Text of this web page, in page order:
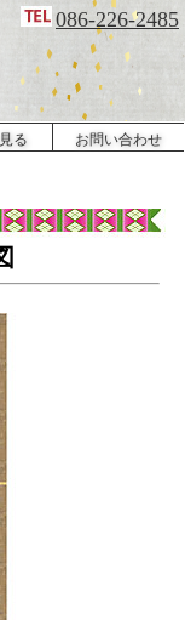
086-226-2485
る
お問い合わせ